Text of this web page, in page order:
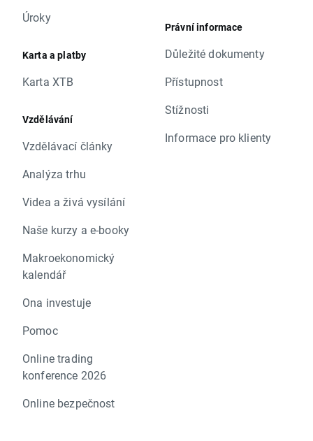
Úroky
Karta a platby
Karta XTB
Vzdělávání
Vzdělávací články
Analýza trhu
Videa a živá vysílání
Naše kurzy a e-booky
Makroekonomický
kalendář
Ona investuje
Pomoc
Online trading
konference 2026
Online bezpečnost
Právní informace
Důležité dokumenty
Přístupnost
Stížnosti
Informace pro klienty